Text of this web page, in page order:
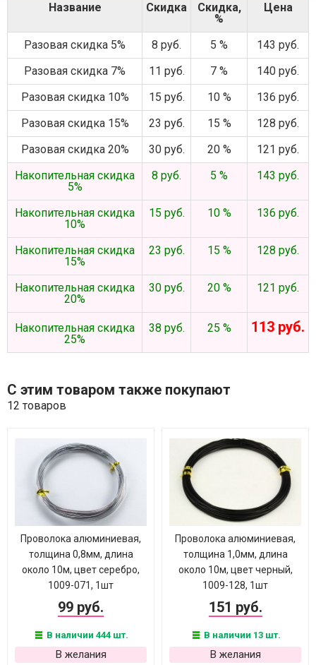
Название Скидка
Скидка,
%
Цена
Разовая скидка 5% 8 руб. 5 %
143 руб.
Разовая скидка 7%
11 руб. 7 %
140 руб.
Разовая скидка 10%
15 руб. 10 %
136 руб.
Разовая скидка 15%
23 руб. 15 %
128 руб.
Разовая скидка 20%
30 руб. 20 %
121 руб.
Накопительная скидка
5%
8 руб. 5 % 143 руб.
Накопительная скидка
10%
15 руб. 10 % 136 руб.
Накопительная скидка
15%
23 руб. 15 % 128 руб.
Накопительная скидка
20%
30 руб. 20 % 121 руб.
Накопительная скидка
25%
38 руб. 25 % 113 руб.
С этим товаром также покупают
12 товаров
Проволока алюминиевая,
толщина 0,8мм, длина
около 10м, цвет серебро,
1009-071, 1шт
99 руб.
В наличии 444 шт.
В желания
Проволока алюминиевая,
толщина 1,0мм, длина
около 10м, цвет черный,
1009-128, 1шт
151 руб.
В наличии 13 шт.
В желания